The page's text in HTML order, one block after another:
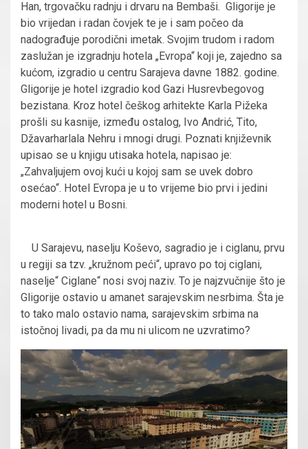
Han, trgovačku radnju i drvaru na Bembaši. Gligorije je
bio vrijedan i radan čovjek te je i sam počeo da
nadograđuje porodični imetak. Svojim trudom i radom
zaslužan je izgradnju hotela „Evropa“ koji je, zajedno sa
kućom, izgradio u centru Sarajeva davne 1882. godine.
Gligorije je hotel izgradio kod Gazi Husrevbegovog
bezistana. Kroz hotel češkog arhitekte Karla Pižeka
prošli su kasnije, između ostalog, Ivo Andrić, Tito,
Džavarharlala Nehru i mnogi drugi. Poznati književnik
upisao se u knjigu utisaka hotela, napisao je:
„Zahvaljujem ovoj kući u kojoj sam se uvek dobro
osećao“. Hotel Evropa je u to vrijeme bio prvi i jedini
moderni hotel u Bosni.
U Sarajevu, naselju Koševo, sagradio je i ciglanu, prvu
u regiji sa tzv. „kružnom peći“, upravo po toj ciglani,
naselje“ Ciglane“ nosi svoj naziv. To je najzvučnije što je
Gligorije ostavio u amanet sarajevskim nesrbima. Šta je
to tako malo ostavio nama, sarajevskim srbima na
istočnoj livadi, pa da mu ni ulicom ne uzvratimo?